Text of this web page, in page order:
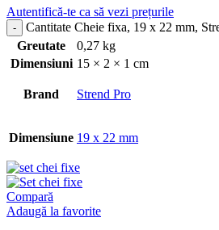
Autentifică-te ca să vezi prețurile
Cantitate Cheie fixa, 19 x 22 mm,
Greutate
0,27 kg
Dimensiuni 15 × 2 × 1 cm
Brand Strend Pro
Dimensiune 19 x 22 mm
Compară
Adaugă la favorite